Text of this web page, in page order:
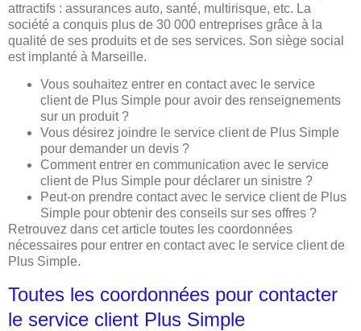
attractifs : assurances auto, santé, multirisque, etc. La
société a conquis plus de 30 000 entreprises grâce à la
qualité de ses produits et de ses services. Son siège social
est implanté à Marseille.
Vous souhaitez entrer en contact avec le service
client de Plus Simple pour avoir des renseignements
sur un produit ?
Vous désirez joindre le service client de Plus Simple
pour demander un devis ?
Comment entrer en communication avec le service
client de Plus Simple pour déclarer un sinistre ?
Peut-on prendre contact avec le service client de Plus
Simple pour obtenir des conseils sur ses offres ?
Retrouvez dans cet article toutes les coordonnées
nécessaires pour entrer en contact avec le service client de
Plus Simple.
Toutes les coordonnées pour contacter
le service client Plus Simple